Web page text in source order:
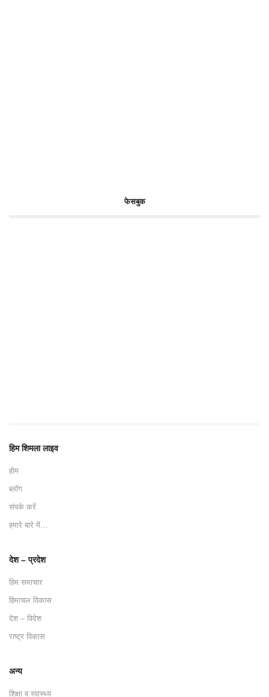
फेसबुक
हिम शिमला लाइव
होम
ब्लॉग
संपर्क करें
हमारे बारे में…
देश – प्रदेश
हिम समाचार
हिमाचल विकास
देश – विदेश
राष्ट्र विकास
अन्य
शिक्षा व स्वास्थ्य